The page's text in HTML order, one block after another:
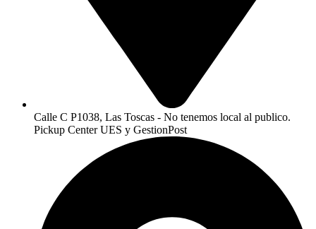
Calle C P1038, Las Toscas - No tenemos local al publico.
Pickup Center UES y GestionPost